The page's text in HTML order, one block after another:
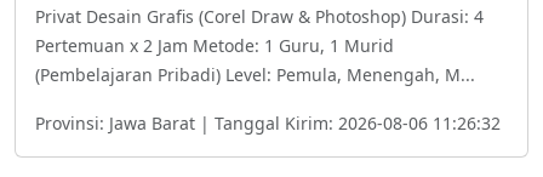
Privat Desain Grafis (Corel Draw & Photoshop) Durasi: 4
Pertemuan x 2 Jam Metode: 1 Guru, 1 Murid
(Pembelajaran Pribadi) Level: Pemula, Menengah, M...
Provinsi: Jawa Barat | Tanggal Kirim: 2026-08-06 11:26:32